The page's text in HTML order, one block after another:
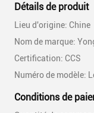
Détails de produit
Lieu d'origine: Chine
Nom de marque:
Certification: CCS
Numéro de modèle:
Conditions de